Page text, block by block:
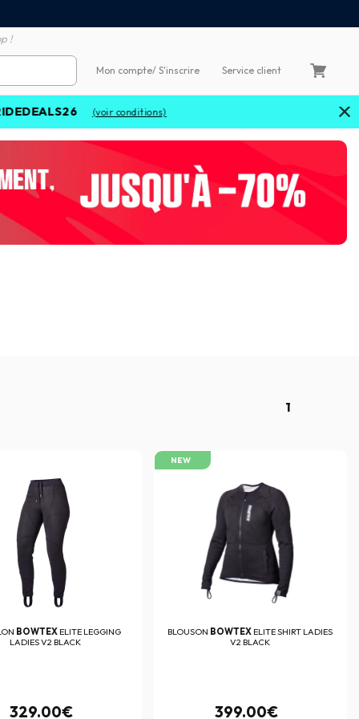
!
Mon compte/ S'inscrire Service client
(voir conditions)
1
BOWTEX ELITE LEGGING
LADIES V2 BLACK
329.00€
NEW
BLOUSON BOWTEX ELITE SHIRT LADIES
V2 BLACK
399.00€